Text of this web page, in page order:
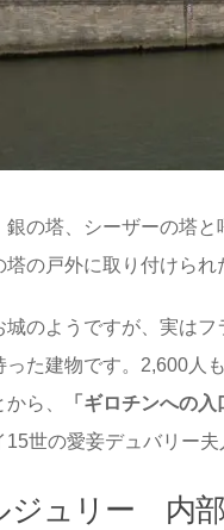
銀の塔、シーザーの塔
の戸外に取り付けられ
城のようですが、実は
た建物です。2,600人
ら、
「ギロチンへの入
15世の愛妾デュバリー
ジュリー 内部